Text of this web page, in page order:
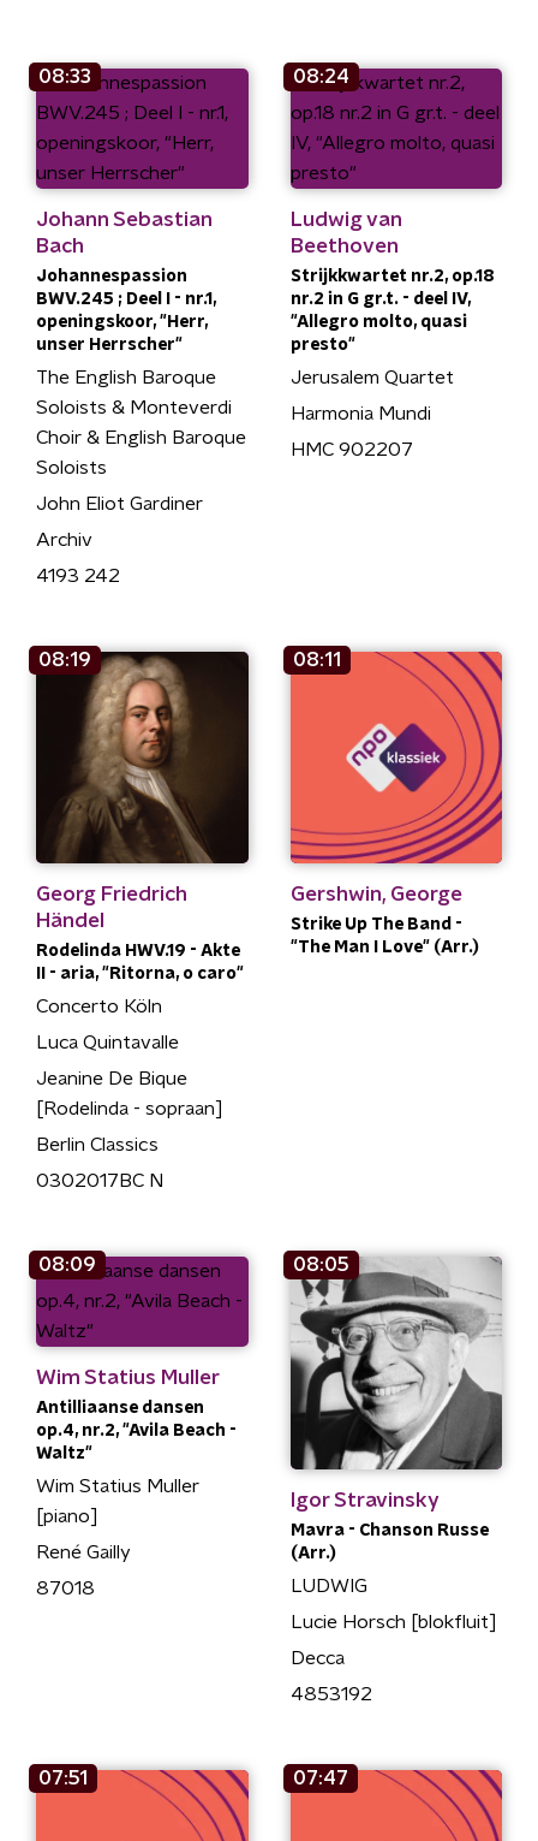
08:33
Johann Sebastian
Bach
Johannespassion
BWV.245 ; Deel I - nr.1,
openingskoor, "Herr,
unser Herrscher"
The English Baroque
Soloists & Monteverdi
Choir & English Baroque
Soloists
John Eliot Gardiner
Archiv
4193 242
08:24
Ludwig van
Beethoven
Strijkkwartet nr.2, op.18
nr.2 in G gr.t. - deel IV,
"Allegro molto, quasi
presto"
Jerusalem Quartet
Harmonia Mundi
HMC 902207
08:19
Georg Friedrich
Händel
Rodelinda HWV.19 - Akte
II - aria, "Ritorna, o caro"
Concerto Köln
Luca Quintavalle
Jeanine De Bique
[Rodelinda - sopraan]
Berlin Classics
0302017BC N
08:11
Gershwin, George
Strike Up The Band -
"The Man I Love" (Arr.)
08:09
Wim Statius Muller
Antilliaanse dansen
op.4, nr.2, "Avila Beach -
Waltz"
Wim Statius Muller
[piano]
René Gailly
87018
08:05
Igor Stravinsky
Mavra - Chanson Russe
(Arr.)
LUDWIG
Lucie Horsch [blokfluit]
Decca
4853192
07:51 07:47